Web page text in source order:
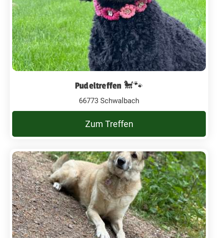
Pudeltreffen 🐩🐾
66773 Schwalbach
Zum Treffen